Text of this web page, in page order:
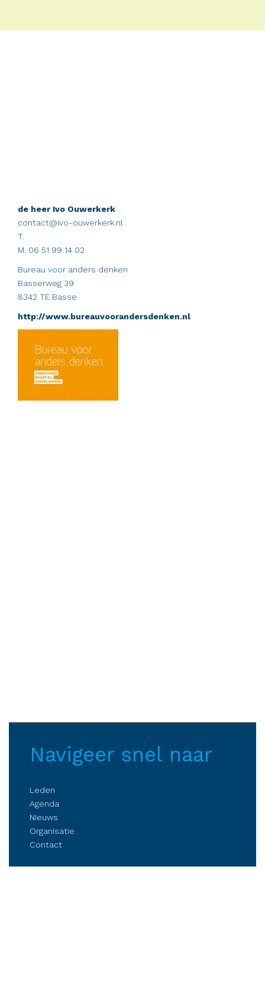
de heer Ivo Ouwerkerk
contact@ivo-ouwerkerk.nl
T.
M. 06 51 99 14 02
Bureau voor anders denken
Basserweg 39
8342 TE Basse
http://www.bureauvoorandersdenken.nl
Navigeer snel naar
Leden
Agenda
Nieuws
Organisatie
Contact